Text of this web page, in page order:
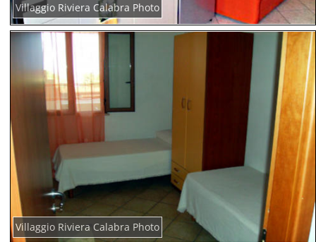
Villaggio Riviera Calabra Photo
Villaggio Riviera Calabra Photo